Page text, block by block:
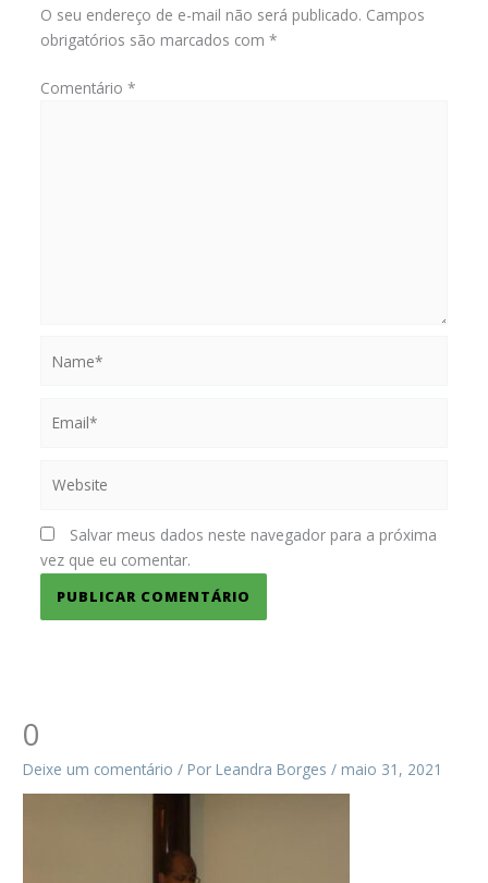
O seu endereço de e-mail não será publicado. Campos
obrigatórios são marcados com *
Comentário *
Salvar meus dados neste navegador para a próxima
vez que eu comentar.
0
Deixe um comentário / Por Leandra Borges/ maio 31, 2021